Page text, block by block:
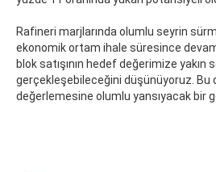
Rafineri marjlarında olumlu seyrin
ekonomik ortam ihale süresince
blok satışının hedef değerimize yakın
gerçekleşebileceğini düşünüyoruz. Bu
değerlemesine olumlu yansıyacak bir